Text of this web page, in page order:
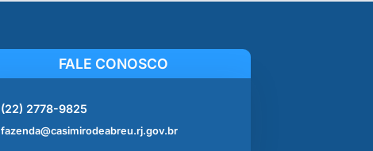
FALE CONOSCO
(22) 2778-9825
fazenda@casimirodeabreu.rj.gov.br